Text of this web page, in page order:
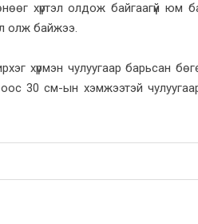
хүртэл олдож байгаагүй
олж байжээ.
хүрмэн чулуугаар барьсан
30 см-ын хэмжээтэй